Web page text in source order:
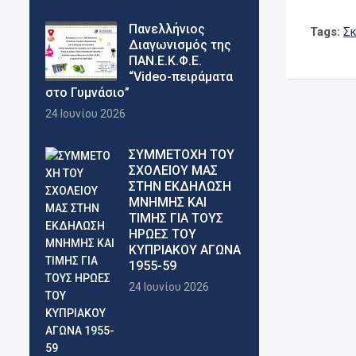
Πανελλήνιος
Διαγωνισμός της
ΠΑΝ.Ε.Κ.Φ.Ε.
“Video-πειράματα
στο Γυμνάσιο”
24 Ιουνίου 2026
ΣΥΜΜΕΤΟΧΗ ΤΟΥ
ΣΧΟΛΕΙΟΥ ΜΑΣ
ΣΤΗΝ ΕΚΔΗΛΩΣΗ
ΜΝΗΜΗΣ ΚΑΙ
ΤΙΜΗΣ ΓΙΑ ΤΟΥΣ
ΗΡΩΕΣ ΤΟΥ
ΚΥΠΡΙΑΚΟΥ ΑΓΩΝΑ
1955-59
24 Ιουνίου 2026
Tags: